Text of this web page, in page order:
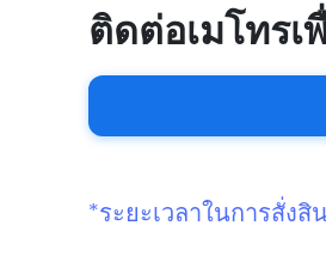
ติดต่อเมโทรเ
*ระยะเวลาในการสั่ง